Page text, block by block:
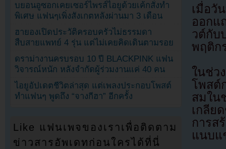
เมื่อวั
ออกแ
วต์กับ
พฤติก
ในช่ว
โพสต์
สมใน
เกลี
การส
แนบแ
บยอนอูซอกเคยเซอร์ไพรส์ไอยูด้วยเค้กสั่งทำ
พิเศษ แฟนๆเพิ่งสังเกตหลังผ่านมา 3 เดือน
ฮายองเปิดประวัติครอบครัวไม่ธรรมดา
สืบสายแพทย์ 4 รุ่น แต่ไม่เคยคิดเดินตามรอย
ดราม่างานครบรอบ 10 ปี BLACKPINK แฟน
วิจารณ์หนัก หลังจำกัดผู้ร่วมงานแค่ 40 คน
ไอยูอัปเดตชีวิตล่าสุด แต่เพลงประกอบโพสต์
ทำแฟนๆ พูดถึง “จางกีฮา” อีกครั้ง
Like แฟนเพจของเราเพื่อติดตาม
ข่าวสารอัพเดทก่อนใครได้ที่นี่